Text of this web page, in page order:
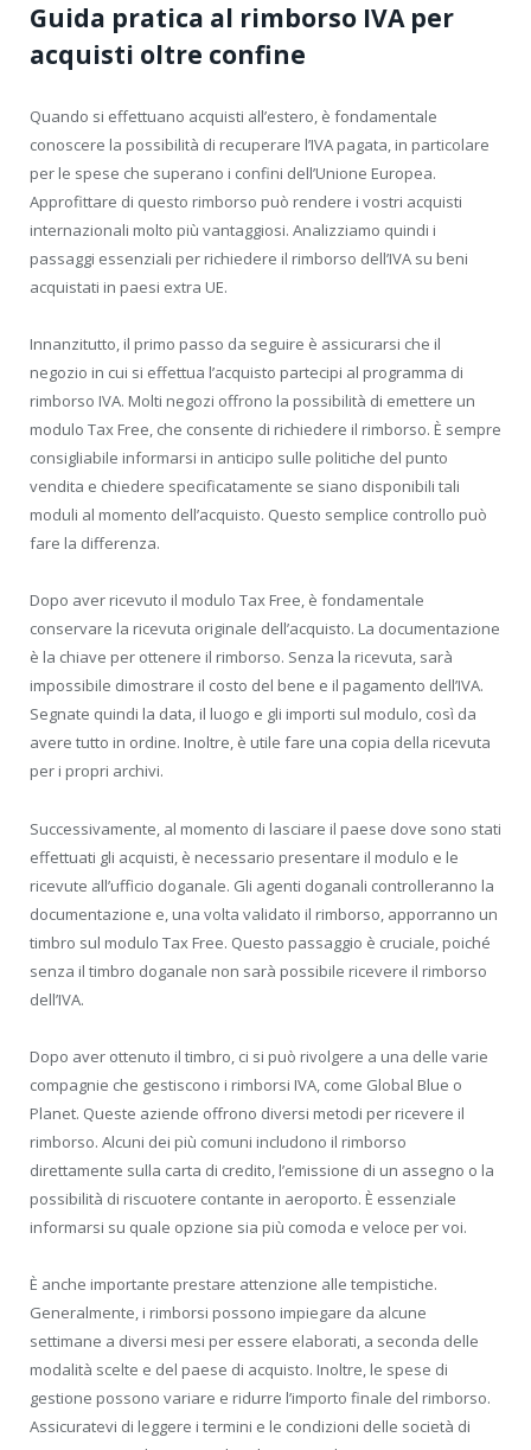
Guida pratica al rimborso IVA per
acquisti oltre confine
Quando si effettuano acquisti all’estero, è fondamentale
conoscere la possibilità di recuperare l’IVA pagata, in particolare
per le spese che superano i confini dell’Unione Europea.
Approfittare di questo rimborso può rendere i vostri acquisti
internazionali molto più vantaggiosi. Analizziamo quindi i
passaggi essenziali per richiedere il rimborso dell’IVA su beni
acquistati in paesi extra UE.
Innanzitutto, il primo passo da seguire è assicurarsi che il
negozio in cui si effettua l’acquisto partecipi al programma di
rimborso IVA. Molti negozi offrono la possibilità di emettere un
modulo Tax Free, che consente di richiedere il rimborso. È sempre
consigliabile informarsi in anticipo sulle politiche del punto
vendita e chiedere specificatamente se siano disponibili tali
moduli al momento dell’acquisto. Questo semplice controllo può
fare la differenza.
Dopo aver ricevuto il modulo Tax Free, è fondamentale
conservare la ricevuta originale dell’acquisto. La documentazione
è la chiave per ottenere il rimborso. Senza la ricevuta, sarà
impossibile dimostrare il costo del bene e il pagamento dell’IVA.
Segnate quindi la data, il luogo e gli importi sul modulo, così da
avere tutto in ordine. Inoltre, è utile fare una copia della ricevuta
per i propri archivi.
Successivamente, al momento di lasciare il paese dove sono stati
effettuati gli acquisti, è necessario presentare il modulo e le
ricevute all’ufficio doganale. Gli agenti doganali controlleranno la
documentazione e, una volta validato il rimborso, apporranno un
timbro sul modulo Tax Free. Questo passaggio è cruciale, poiché
senza il timbro doganale non sarà possibile ricevere il rimborso
dell’IVA.
Dopo aver ottenuto il timbro, ci si può rivolgere a una delle varie
compagnie che gestiscono i rimborsi IVA, come Global Blue o
Planet. Queste aziende offrono diversi metodi per ricevere il
rimborso. Alcuni dei più comuni includono il rimborso
direttamente sulla carta di credito, l’emissione di un assegno o la
possibilità di riscuotere contante in aeroporto. È essenziale
informarsi su quale opzione sia più comoda e veloce per voi.
È anche importante prestare attenzione alle tempistiche.
Generalmente, i rimborsi possono impiegare da alcune
settimane a diversi mesi per essere elaborati, a seconda delle
modalità scelte e del paese di acquisto. Inoltre, le spese di
gestione possono variare e ridurre l’importo finale del rimborso.
Assicuratevi di leggere i termini e le condizioni delle società di